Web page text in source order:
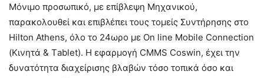
Μόνιμο προσωπικό, με επίβλεψη Μηχανικού,
παρακολουθεί και επιβλέπει τους τομείς Συντήρησης στο
Hilton Athens, όλο το 24ωρο με On line Mobile Connection
(Κινητά & Τablet). H εφαρμογή CMMS Coswin, έχει την
δυνατότητα διαχείρισης βλαβών τόσο τοπικά όσο και